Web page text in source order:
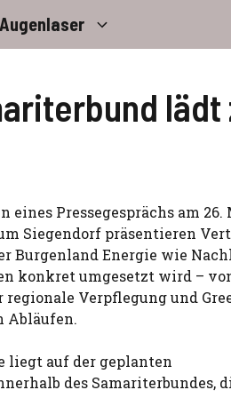
Augenlaser
eines Pressegesprächs am 26.
Siegendorf präsentieren
Burgenland Energie wie
konkret umgesetzt wird –
Verpflegung und
Abläufen.
liegt auf der geplanten
des Samariterbundes,